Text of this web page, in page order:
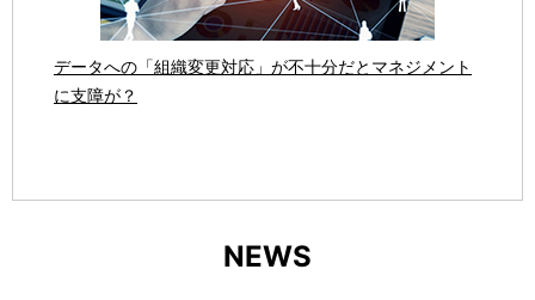
データへの「組織変更対応」が不十分だとマネジメント
に支障が？
NEWS